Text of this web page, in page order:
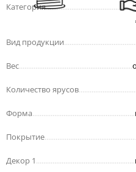
Категория.................................................
Вид продукции
Вес
Количество ярусов
Форма
Покрытие
Декор 1